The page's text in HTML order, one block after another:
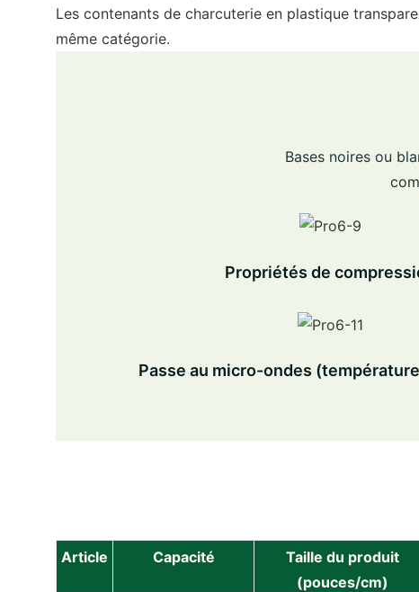
Les contenants de charcuterie en plastique
même catégorie.
Bases noires ou
Propriétés de
Passe au micro-ondes
Article Capacité
Taille du produit
(pouces/cm)